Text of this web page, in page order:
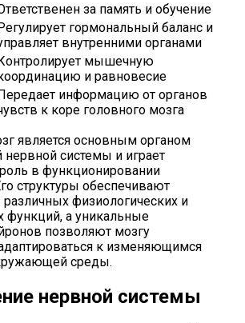
за память и обучение
Регулирует гормональный баланс и
внутренними органами
Контролирует мышечную
и равновесие
Передает информацию от органов
к коре головного мозга
является основным органом
нервной системы и играет
в функционировании
структуры обеспечивают
физиологических и
функций, а уникальные
позволяют мозгу
к изменяющимся
среды.
нервной системы